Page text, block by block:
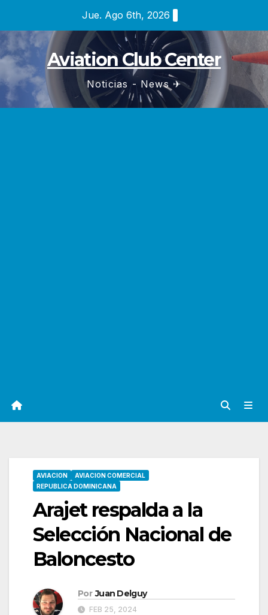
contenido
Jue. Ago 6th, 2026
Aviation Club Center
Noticias - News ✈
AVIACION
AVIACION COMERCIAL
REPUBLICA DOMINICANA
Arajet respalda a la
Selección Nacional de
Baloncesto
Por Juan Delguy
FEB 25, 2024